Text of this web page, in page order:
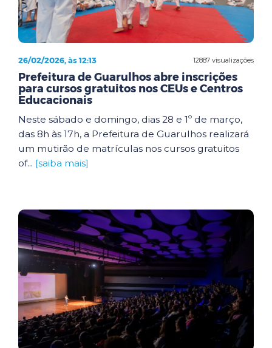
12887 visualizações
26/02/2026, às 12:13
Prefeitura de Guarulhos abre inscrições
para cursos gratuitos nos CEUs e Centros
Educacionais
Neste sábado e domingo, dias 28 e 1º de março,
das 8h às 17h, a Prefeitura de Guarulhos realizará
um mutirão de matrículas nos cursos gratuitos
of... [saiba mais]